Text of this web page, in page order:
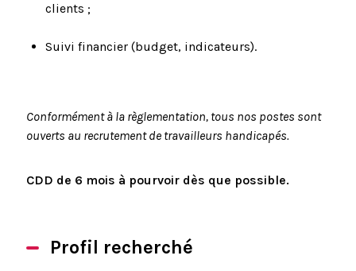
clients ;
Suivi financier (budget, indicateurs).
Conformément à la règlementation, tous nos postes sont
ouverts au recrutement de travailleurs handicapés.
CDD de 6 mois à pourvoir dès que possible.
Profil recherché